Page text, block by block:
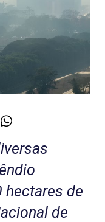
hectares de
de